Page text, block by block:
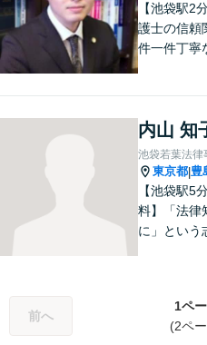
【池袋駅2
護士の信頼
件一件丁寧
利益を最大
最善を尽く
とはお気軽
い！
内山 知
池袋若葉法律
東京都|豊
【池袋駅5
料】「法律
に」という
の経験と持
くサポート
前へ
1ペ
(2ペ